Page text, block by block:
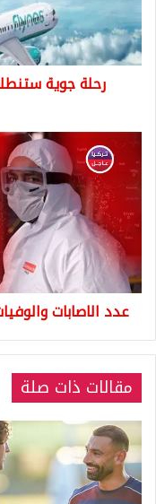
إسطنبول
فما
قصتها؟!
رحلة جوية
الاصابات
والوفيات
في
تركيا
اليوم
السبت
20/6/2020
عدد الاصابات والوفيات
مقالات ذات صلة